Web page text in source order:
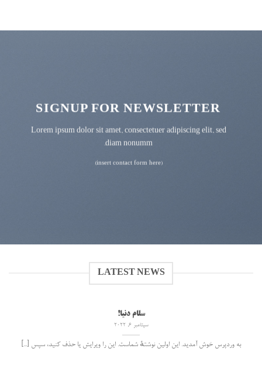
SIGNUP FOR NEWSLETTER
Lorem ipsum dolor sit amet, consectetuer adipiscing elit, sed
diam nonumm.
(insert contact form here)
LATEST NEWS
سلام دنیا!
سپتامبر 6, 2022
به وردپرس خوش آمدید. این اولین نوشتهٔ شماست. این را ویرایش یا حذف کنید، سپس [...]